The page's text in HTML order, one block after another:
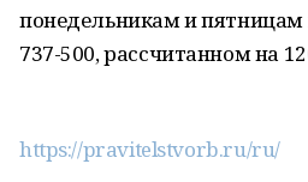
понедельникам и пятницам
737-500, рассчитанном на
https://pravitelstvorb.ru/ru/